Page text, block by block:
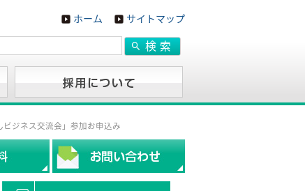
ホーム サイトマップ
ビジネス交流会」参加お申込み